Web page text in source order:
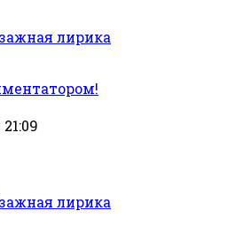
лирика
лирика